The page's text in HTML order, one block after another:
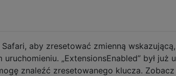
aby zresetować zmienną
„ExtensionsEnabled” był już
znaleźć zresetowanego klucza.